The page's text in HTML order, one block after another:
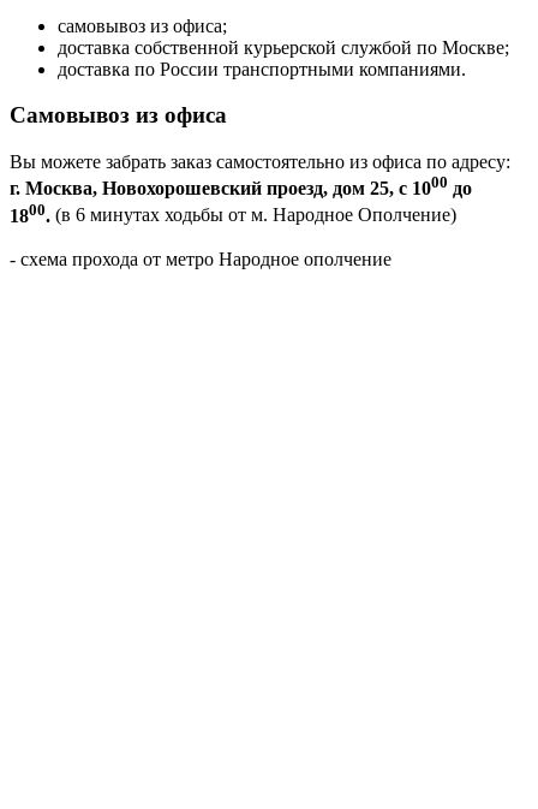
самовывоз из офиса;
доставка собственной курьерской службой по Москве;
доставка по России транспортными компаниями.
Самовывоз из офиса
Вы можете забрать заказ самостоятельно из офиса по адресу:
г. Москва, Новохорошевский проезд, дом 25, с 1000 до
1800. (в 6 минутах ходьбы от м. Народное Ополчение)
- схема прохода от метро Народное ополчение